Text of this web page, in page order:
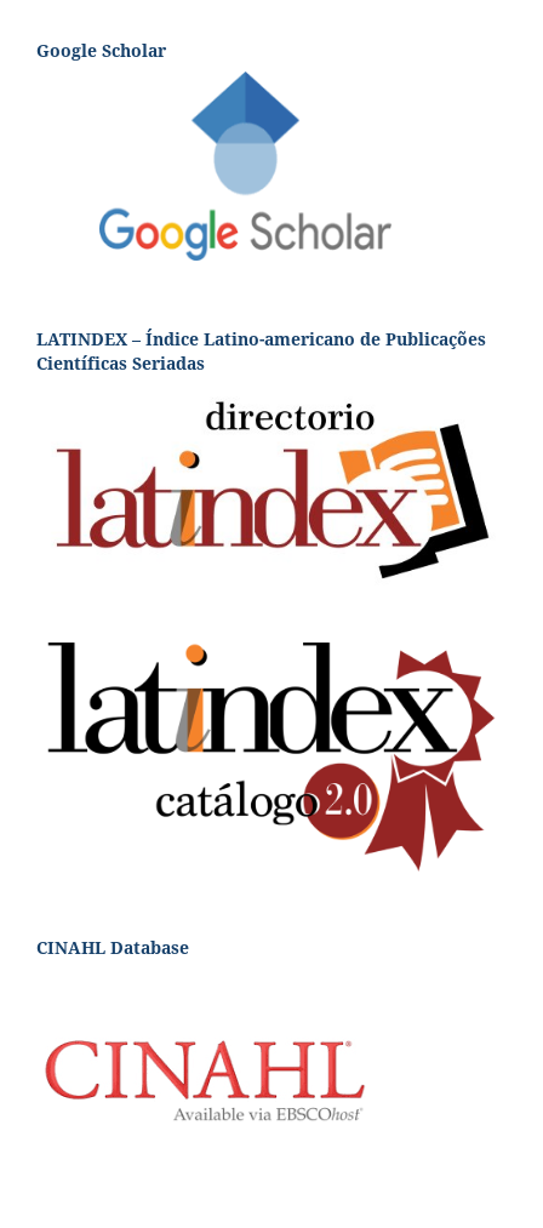
Google Scholar
LATINDEX – Índice Latino-americano de Publicações
Científicas Seriadas
CINAHL Database